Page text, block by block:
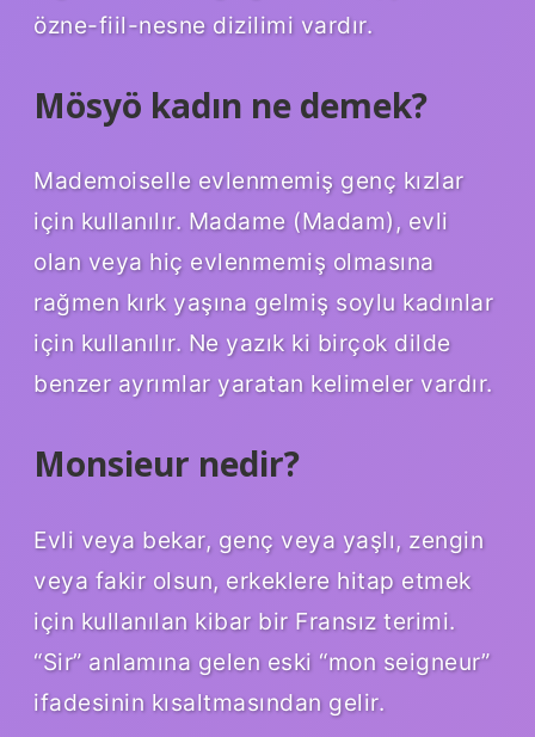
özne-fiil-nesne dizilimi vardır.
Mösyö kadın ne demek?
Mademoiselle evlenmemiş genç kızlar
için kullanılır. Madame (Madam), evli
olan veya hiç evlenmemiş olmasına
rağmen kırk yaşına gelmiş soylu kadınlar
için kullanılır. Ne yazık ki birçok dilde
benzer ayrımlar yaratan kelimeler vardır.
Monsieur nedir?
Evli veya bekar, genç veya yaşlı, zengin
veya fakir olsun, erkeklere hitap etmek
için kullanılan kibar bir Fransız terimi.
“Sir” anlamına gelen eski “mon seigneur”
ifadesinin kısaltmasından gelir.